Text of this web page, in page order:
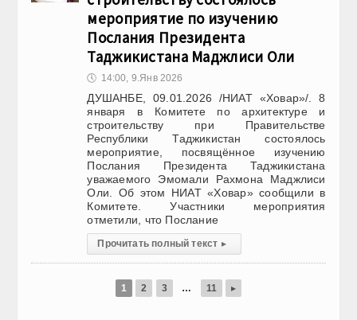
мероприятие по изучению
Послания Президента
Таджикистана Маджлиси Оли
🕔 14:00, 9.Янв 2026
ДУШАНБЕ, 09.01.2026 /НИАТ «Ховар»/. 8
января в Комитете по архитектуре и
строительству при Правительстве
Республики Таджикистан состоялось
мероприятие, посвящённое изучению
Послания Президента Таджикистана
уважаемого Эмомали Рахмона Маджлиси
Оли. Об этом НИАТ «Ховар» сообщили в
Комитете. Участники мероприятия
отметили, что Послание
Прочитать полный текст ▸
1 2 3 … 11 ▸